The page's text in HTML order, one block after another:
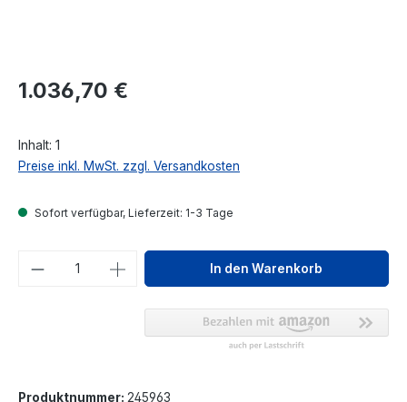
Regulärer Preis:
1.036,70 €
Inhalt: 1
Preise inkl. MwSt. zzgl. Versandkosten
Sofort verfügbar, Lieferzeit: 1-3 Tage
Produkt Anzahl: Gib denIn den Warenkorb
Produktnummer: 245963